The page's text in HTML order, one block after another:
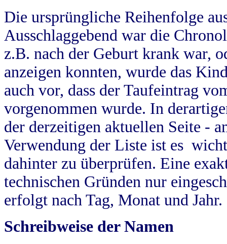
Die ursprüngliche Reihenfolge
Ausschlaggebend war die
z.B. nach der Geburt krank war,
anzeigen konnten, wurde das
auch vor, dass der Taufeintrag
vorgenommen wurde. In
der derzeitigen aktuellen Seite -
Verwendung der Liste ist es
dahinter zu überprüfen. Eine
technischen Gründen nur
erfolgt nach Tag, Monat und Jahr.
Schreibweise der Namen